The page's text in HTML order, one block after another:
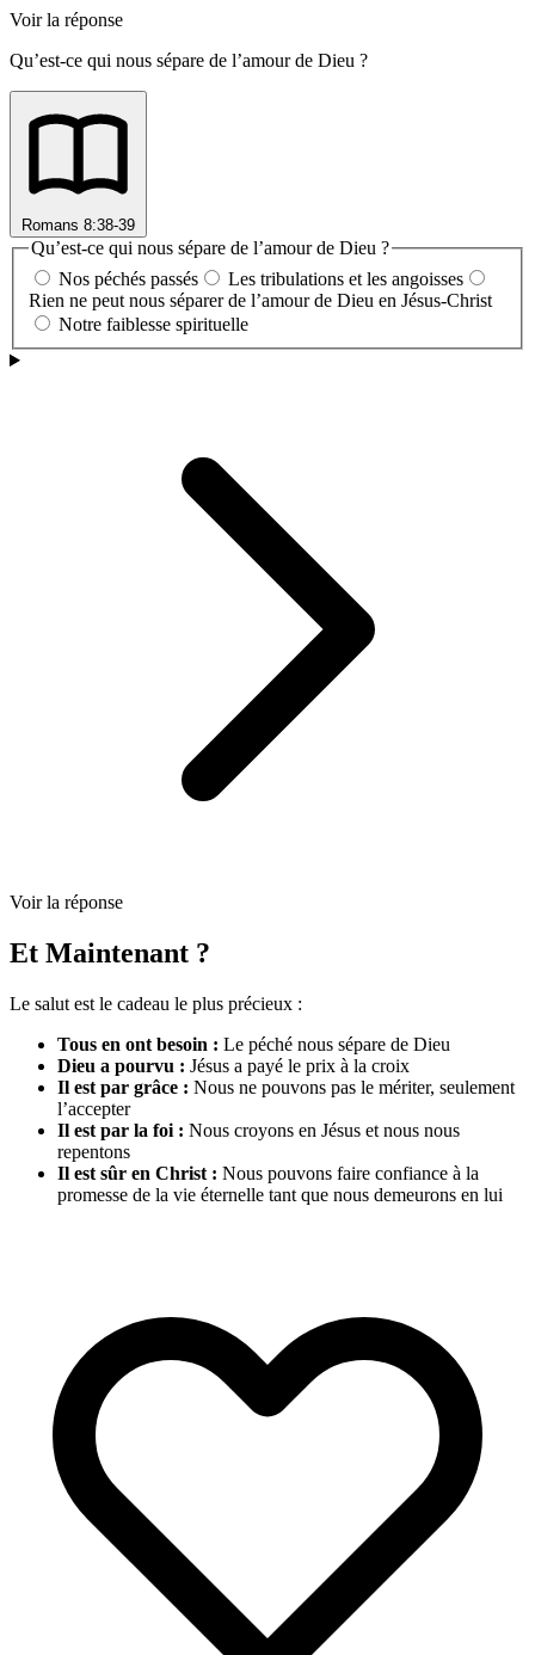
Voir la réponse
Qu’est-ce qui nous sépare de l’amour de Dieu ?
Romans 8:38-39
Qu’est-ce qui nous sépare de l’amour de Dieu ?
Nos péchés passés
Les tribulations et les angoisses
Rien ne peut nous séparer de l’amour de Dieu en Jésus-Christ
Notre faiblesse spirituelle
Voir la réponse
Et Maintenant ?
Le salut est le cadeau le plus précieux :
Tous en ont besoin : Le péché nous sépare de Dieu
Dieu a pourvu : Jésus a payé le prix à la croix
Il est par grâce : Nous ne pouvons pas le mériter, seulement
l’accepter
Il est par la foi : Nous croyons en Jésus et nous nous
repentons
Il est sûr en Christ : Nous pouvons faire confiance à la
promesse de la vie éternelle tant que nous demeurons en lui